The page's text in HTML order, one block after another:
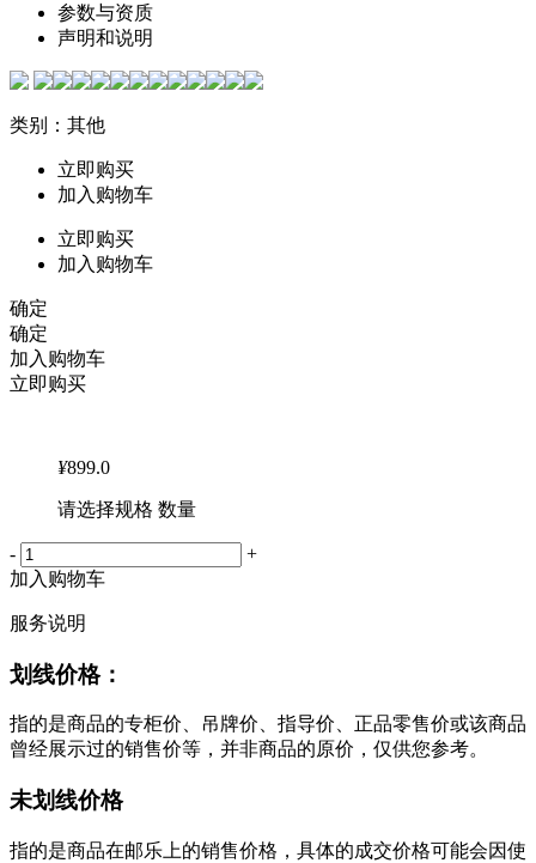
参数与资质
声明和说明
类别：其他
立即购买
加入购物车
立即购买
加入购物车
确定
确定
加入购物车
立即购买
¥899.0
请选择规格 数量
-
+
加入购物车
服务说明
划线价格：
指的是商品的专柜价、吊牌价、指导价、正品零售价或该商品
曾经展示过的销售价等，并非商品的原价，仅供您参考。
未划线价格
指的是商品在邮乐上的销售价格，具体的成交价格可能会因使